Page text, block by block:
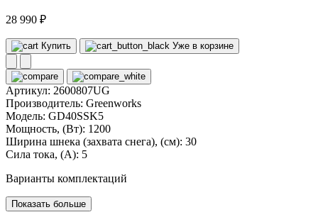
28 990 ₽
Купить Уже в корзине
Артикул: 2600807UG
Производитель: Greenworks
Модель: GD40SSK5
Мощность, (Вт): 1200
Ширина шнека (захвата снега), (см): 30
Сила тока, (А): 5
Варианты комплектаций
Показать больше